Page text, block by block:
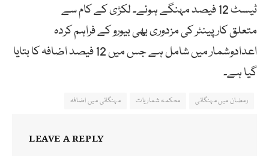
ٹیسٹ 12 فیصد مہنگے ہوئے۔ لکڑی کے کام سے
متعلق کارپینٹر کی مزدوری بھی بیورو کے فراہم کردہ
اعدادوشمار میں شامل ہے جس میں 12 فیصد اضافہ کا بتایا
گیا ہے۔
رمضان میں مہنگائی محکمہ شماریات مہنگائی میں اضافہ
LEAVE A REPLY